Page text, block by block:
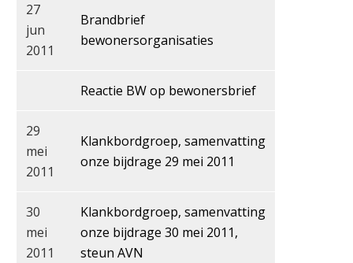
27
jun
2011
Brandbrief
bewonersorganisaties
Reactie BW op bewonersbrief
29
mei
2011
Klankbordgroep, samenvatting
onze bijdrage 29 mei 2011
30
mei
2011
Klankbordgroep, samenvatting
onze bijdrage 30 mei 2011,
steun AVN